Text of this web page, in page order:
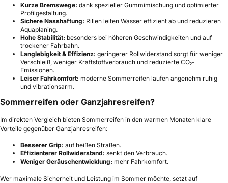
Kurze Bremswege: dank spezieller Gummimischung und optimierter
Profilgestaltung.
Sichere Nasshaftung: Rillen leiten Wasser effizient ab und reduzieren
Aquaplaning.
Hohe Stabilität: besonders bei höheren Geschwindigkeiten und auf
trockener Fahrbahn.
Langlebigkeit & Effizienz: geringerer Rollwiderstand sorgt für weniger
Verschleiß, weniger Kraftstoffverbrauch und reduzierte CO₂-
Emissionen.
Leiser Fahrkomfort: moderne Sommerreifen laufen angenehm ruhig
und vibrationsarm.
Sommerreifen oder Ganzjahresreifen?
Im direkten Vergleich bieten Sommerreifen in den warmen Monaten klare
Vorteile gegenüber Ganzjahresreifen:
Besserer Grip: auf heißen Straßen.
Effizienterer Rollwiderstand: senkt den Verbrauch.
Weniger Geräuschentwicklung: mehr Fahrkomfort.
Wer maximale Sicherheit und Leistung im Sommer möchte, setzt auf